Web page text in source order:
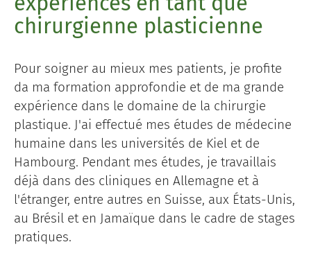
chirurgienne plasticienne
Pour soigner au mieux mes patients, je profite
da ma formation approfondie et de ma grande
expérience dans le domaine de la chirurgie
plastique. J'ai effectué mes études de médecine
humaine dans les universités de Kiel et de
Hambourg. Pendant mes études, je travaillais
déjà dans des cliniques en Allemagne et à
l'étranger, entre autres en Suisse, aux États-Unis,
au Brésil et en Jamaïque dans le cadre de stages
pratiques.